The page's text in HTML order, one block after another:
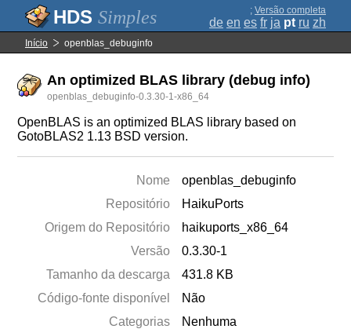
Simples ; Versão completa
de en es fr ja pt ru zh
Início openblas_debuginfo
An optimized BLAS library (debug info)
openblas_debuginfo-0.3.30-1-x86_64
OpenBLAS is an optimized BLAS library based on
GotoBLAS2 1.13 BSD version.
Nome
openblas_debuginfo
Repositório
HaikuPorts
Origem do Repositório
haikuports_x86_64
Versão
0.3.30-1
Tamanho da descarga
431.8 KB
Código-fonte disponível
Não
Categorias
Nenhuma